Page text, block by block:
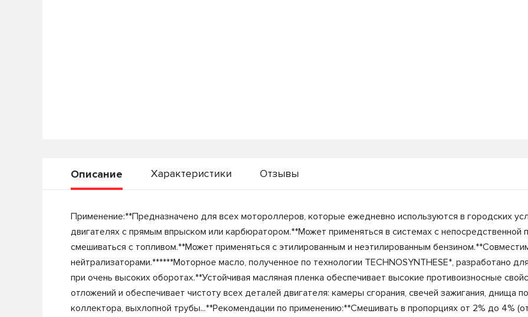
Описание Характеристики Отзывы
Применение:**Предназначено для всех мотороллеров, которые ежедневно используются в городских
двигателях с прямым впрыском или карбюратором.**Может применяться в системах с непосредственной
смешиваться с топливом.**Может применяться с этилированным и неэтилированным
нейтрализаторами.******Моторное масло, полученное по технологии TECHNOSYNTHESE*, разработано
при очень высоких оборотах.**Устойчивая масляная пленка обеспечивает высокие противоизносные
отложений и обеспечивает чистоту всех деталей двигателя: камеры сгорания, свечей зажигания, днища
коллектора, выхлопной трубы...**Рекомендации по применению:**Смешивать в пропорциях от 2% до 4%